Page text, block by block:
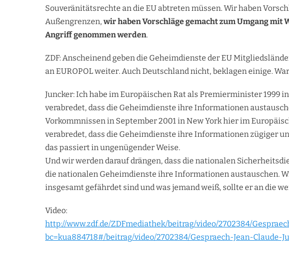
Souveränitätsrechte an die EU abtreten müssen. Wir haben
Außengrenzen, wir haben Vorschläge gemacht zum Umgang mit
Angriff genommen werden.
ZDF: Anscheinend geben die Geheimdienste der EU
an EUROPOL weiter. Auch Deutschland nicht, beklagen einige.
Juncker: Ich habe im Europäischen Rat als Premierminister 1999
verabredet, dass die Geheimdienste ihre Informationen
Vorkommnissen in September 2001 in New York hier im
verabredet, dass die Geheimdienste ihre Informationen zügiger
das passiert in ungenügender Weise.
Und wir werden darauf drängen, dass die nationalen
die nationalen Geheimdienste ihre Informationen austauschen.
insgesamt gefährdet sind und was jemand weiß, sollte er an die
Video:
http://www.zdf.de/ZDFmediathek/beitrag/video/2702384/
bc=kua884718#/beitrag/video/2702384/Gespraech-Jean-Claude-